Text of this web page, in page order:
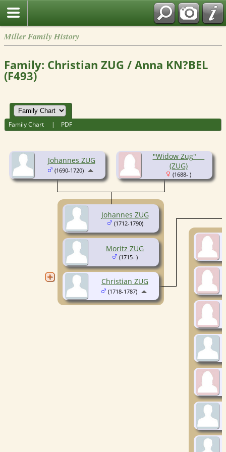
Miller Family History
Family: Christian ZUG / Anna KN?BEL
(F493)
Family Chart | PDF
Johannes ZUG
(1690-1720)
"Widow Zug" __
(ZUG)
(1688- )
Johannes ZUG
(1712-1790)
Moritz ZUG
(1715- )
Christian ZUG
(1718-1787)